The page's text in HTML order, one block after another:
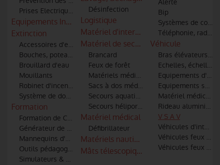
Prises Electriques
Equipements Industriels
Extinction
Accessoires d'extinction (tuyaux, lances, robinets, raccords)
Bouches, poteaux d'incendie et points d'eau
Brouillard d'eau
Mouillants
Robinet d'incendie
Système de dosage additifs
Formation
Formation de Conduite Opérationnelle des véhicules
Générateur de fumée
Mannequins d'entrainement
Outils pédagogiques
Simulateurs & Réalité virtuelle
Désinfection
Logistique
Matériel d'intervention incendie et
Matériel de secours
Brancard
Feux de forêt
Matériels médical et de secourisme
Sacs à dos médicaux
Secours aquatiques
Secours héliporté et hélitreuillage
Matériel médical
Défibrillateur
Matériels nautiques
Mâts télescopiques
Alerte
Bip
Systèmes de
Téléphonie, radio-
Véhicule
Bras élévateurs
Echelles, échelles
Equipements
Equipements
Matériel médical
Rideau aluminium
V S A V
Véhicules
Véhicules feux de
Véhicules feux